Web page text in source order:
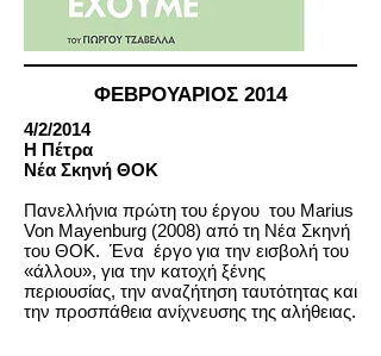
ΦΕΒΡΟΥΑΡΙΟΣ 2014
4/2/2014
Η Πέτρα
Νέα Σκηνή ΘΟΚ
Πανελλήνια πρώτη του έργου του Marius
Von Mayenburg (2008) από τη Νέα Σκηνή
του ΘΟΚ. Ένα έργο για την εισβολή του
«άλλου», για την κατοχή ξένης
περιουσίας, την αναζήτηση ταυτότητας και
την προσπάθεια ανίχνευσης της αλήθειας.